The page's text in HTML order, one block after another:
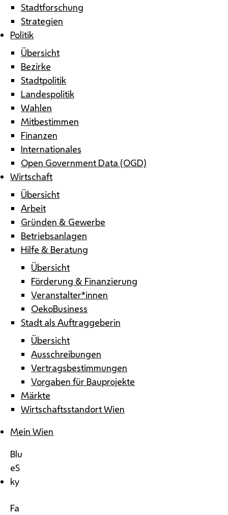
Stadtforschung
Strategien
Politik
Übersicht
Bezirke
Stadtpolitik
Landespolitik
Wahlen
Mitbestimmen
Finanzen
Internationales
Open Government Data (OGD)
Wirtschaft
Übersicht
Arbeit
Gründen & Gewerbe
Betriebsanlagen
Hilfe & Beratung
Übersicht
Förderung & Finanzierung
Veranstalter*innen
OekoBusiness
Stadt als Auftraggeberin
Übersicht
Ausschreibungen
Vertragsbestimmungen
Vorgaben für Bauprojekte
Märkte
Wirtschaftsstandort Wien
Mein Wien
Blu
eS
ky
Fa